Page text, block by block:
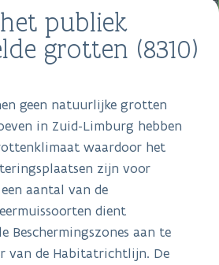
publiek
grotten (8310)
geen natuurlijke grotten
in Zuid-Limburg hebben
waardoor het
zijn voor
aantal van de
dient
Beschermingszones aan te
van de Habitatrichtlijn. De